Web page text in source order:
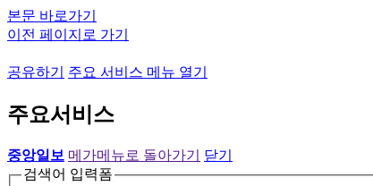
본문 바로가기
이전 페이지로 가기
공유하기 주요 서비스 메뉴 열기
주요서비스
중앙일보 메가메뉴로 돌아가기
닫기
검색어 입력폼